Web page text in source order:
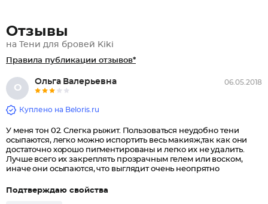
Отзывы
на Тени для бровей Kiki
Правила публикации отзывов*
О
Ольга Валерьевна 06.05.2018
Куплено на Beloris.ru
У меня тон 02. Слегка рыжит. Пользоваться неудобно тени
осыпаются, легко можно испортить весь макияж,так как они
достаточно хорошо пигментированы и легко их не удалить.
Лучше всего их закреплять прозрачным гелем или воском,
иначе они осыпаются, что выглядит очень неопрятно
Подтверждаю свойства